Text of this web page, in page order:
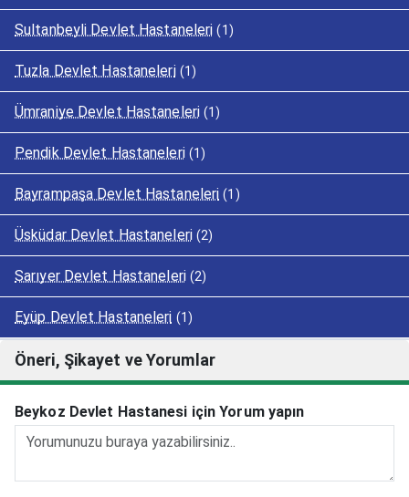
Sultanbeyli Devlet Hastaneleri (1)
Tuzla Devlet Hastaneleri (1)
Ümraniye Devlet Hastaneleri (1)
Pendik Devlet Hastaneleri (1)
Bayrampaşa Devlet Hastaneleri (1)
Üsküdar Devlet Hastaneleri (2)
Sarıyer Devlet Hastaneleri (2)
Eyüp Devlet Hastaneleri (1)
Öneri, Şikayet ve Yorumlar
Beykoz Devlet Hastanesi için Yorum yapın